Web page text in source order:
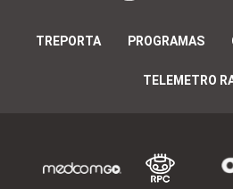
TREPORTA PROGRAMAS
TELEMETRO